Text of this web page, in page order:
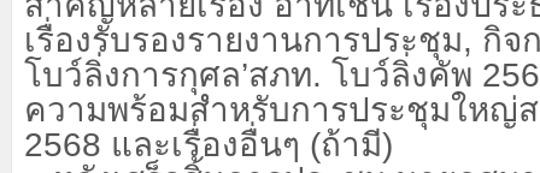
เรื่องรับรองรายงานการประชุม, กิ
โบว์ลิ่งการกุศล’สภท. โบว์ลิ่งคัพ
ความพร้อมสำหรับการประชุมใหญ่
2568 และเรื่องอื่นๆ (ถ้ามี)